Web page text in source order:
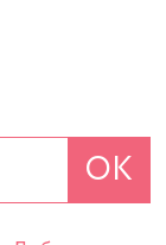
ОК